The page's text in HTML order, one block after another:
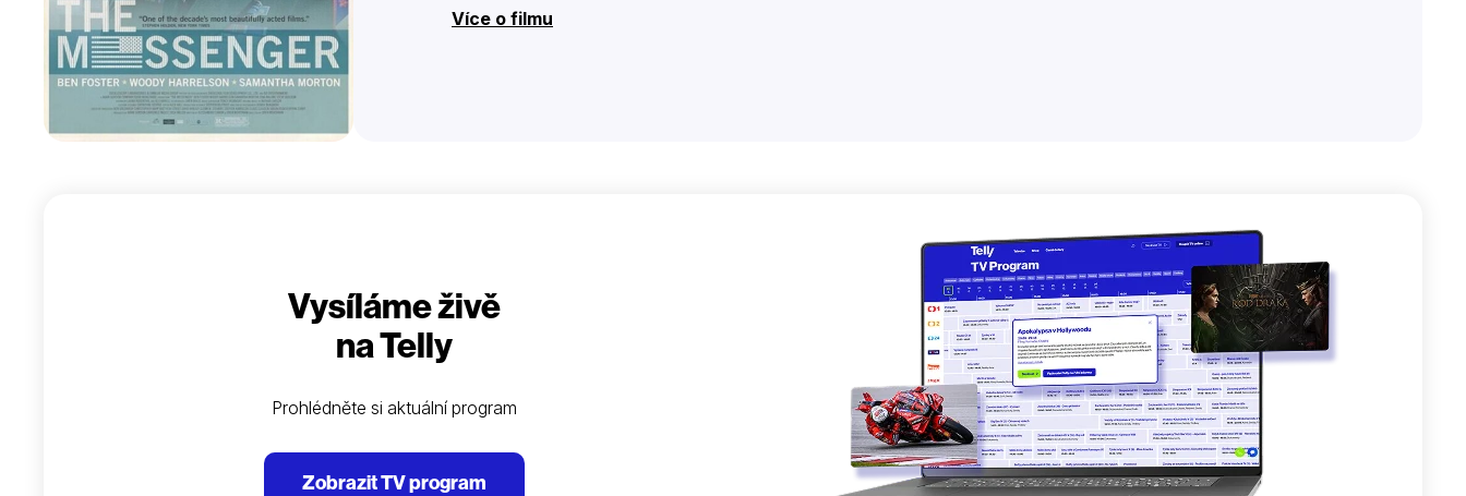
Více o filmu
Vysíláme živě
na Telly
Prohlédněte si aktuální program
Zobrazit TV program